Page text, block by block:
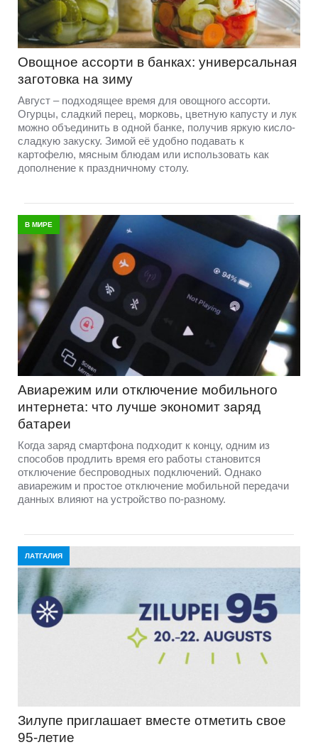
Овощное ассорти в банках: универсальная
заготовка на зиму
Август – подходящее время для овощного ассорти.
Огурцы, сладкий перец, морковь, цветную капусту и лук
можно объединить в одной банке, получив яркую кисло-
сладкую закуску. Зимой её удобно подавать к
картофелю, мясным блюдам или использовать как
дополнение к праздничному столу.
В МИРЕ
Авиарежим или отключение мобильного
интернета: что лучше экономит заряд
батареи
Когда заряд смартфона подходит к концу, одним из
способов продлить время его работы становится
отключение беспроводных подключений. Однако
авиарежим и простое отключение мобильной передачи
данных влияют на устройство по-разному.
ЛАТГАЛИЯ
Зилупе приглашает вместе отметить свое
95-летие